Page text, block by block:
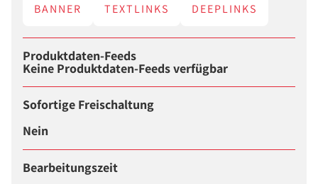
BANNER TEXTLINKS DEEPLINKS
Produktdaten-Feeds
Keine Produktdaten-Feeds verfügbar
Sofortige Freischaltung
Nein
Bearbeitungszeit